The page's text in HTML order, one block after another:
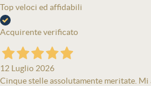
Top veloci ed affidabili
Acquirente verificato
12 Luglio 2026
Cinque stelle assolutamente meritate.